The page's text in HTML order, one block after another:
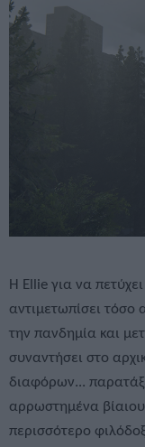
Η Ellie για να
αντιμετωπίσει
την πανδημία και
συναντήσει στο
διαφόρων...
αρρωστημένα
περισσότερο